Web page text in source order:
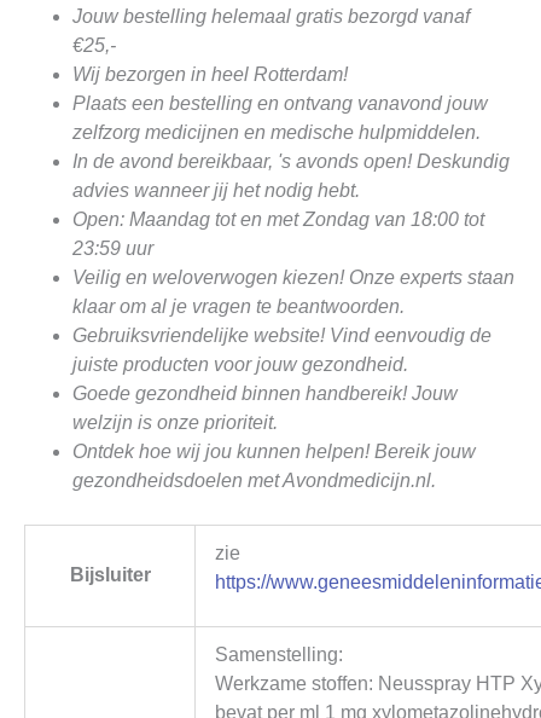
Jouw bestelling helemaal gratis bezorgd vanaf
€25,-
Wij bezorgen in heel Rotterdam!
Plaats een bestelling en ontvang vanavond jouw
zelfzorg medicijnen en medische hulpmiddelen.
In de avond bereikbaar, 's avonds open! Deskundig
advies wanneer jij het nodig hebt.
Open: Maandag tot en met Zondag van 18:00 tot
23:59 uur
Veilig en weloverwogen kiezen! Onze experts staan
klaar om al je vragen te beantwoorden.
Gebruiksvriendelijke website! Vind eenvoudig de
juiste producten voor jouw gezondheid.
Goede gezondheid binnen handbereik! Jouw
welzijn is onze prioriteit.
Ontdek hoe wij jou kunnen helpen! Bereik jouw
gezondheidsdoelen met Avondmedicijn.nl.
Bijsluiter
zie
https://
Samenstelling:
Werkzame stoffen: Neusspray HTP
bevat per ml 1 mg